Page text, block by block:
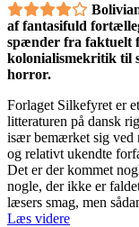
af fantasifuld
spænder fra faktuelt
kolonialismekritik til
horror.
Forlaget Silkefyret er
litteraturen på dansk
især bemærket sig ved
og relativt ukendte
Det er der kommet
nogle, der ikke er
læsers smag, men
Læs videre